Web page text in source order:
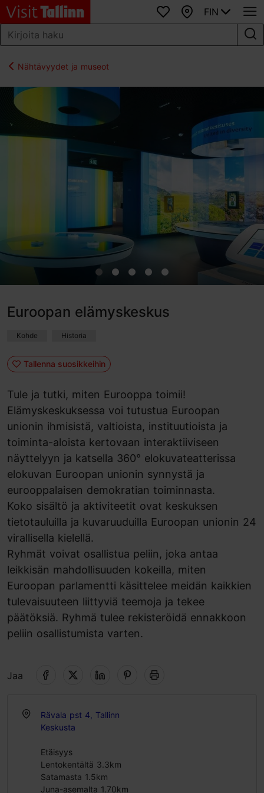
SuosikitKartta
FIN
Nähtävyydet ja museot
Euroopan elämyskeskus
Kohde Historia
Tallenna suosikkeihin
Tule ja tutki, miten Eurooppa toimii!
Elämyskeskuksessa voi tutustua Euroopan
unionin ihmisistä, valtioista, instituutioista ja
toiminta-aloista kertovaan interaktiiviseen
näyttelyyn ja katsella 360° elokuvateatterissa
elokuvan Euroopan unionin synnystä ja
eurooppalaisen demokratian toiminnasta.
Koko sisältö ja aktiviteetit ovat keskuksen
tietotauluilla ja kuvaruuduilla Euroopan unionin 24
virallisella kielellä.
Ryhmät voivat osallistua peliin, joka antaa
leikkisän mahdollisuuden kokeilla, miten
Euroopan parlamentti käsittelee meidän kaikkien
tulevaisuuteen liittyviä teemoja ja tekee
päätöksiä. Ryhmä tulee rekisteröidä ennakkoon
peliin osallistumista varten.
Jaa
Rävala pst 4, Tallinn
Keskusta
Etäisyys
Lentokentältä 3.3km
Satamasta 1.5km
Juna-asemalta 1.70km